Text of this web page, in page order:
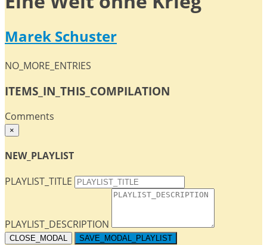
Marek Schuster
NO_MORE_ENTRIES
ITEMS_IN_THIS_COMPILATION
Comments
×
NEW_PLAYLIST
PLAYLIST_TITLE
PLAYLIST_DESCRIPTION
CLOSE_MODAL SAVE_MODAL_PLAYLIST